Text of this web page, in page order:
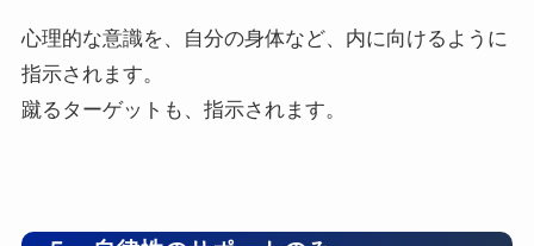
心理的な意識を、自分の身体など、内に向けるように
指示されます。
蹴るターゲットも、指示されます。